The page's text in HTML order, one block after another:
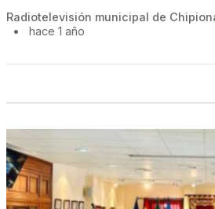
Radiotelevisión municipal de
•
hace 1 año